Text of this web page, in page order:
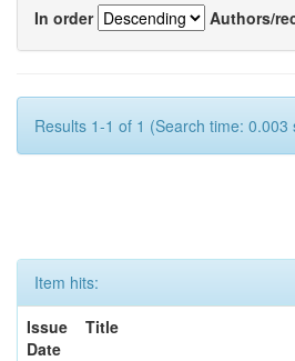
In order
Authors/
Results 1-1 of 1 (Search time: 0.003
Item hits:
Issue
Date
Title